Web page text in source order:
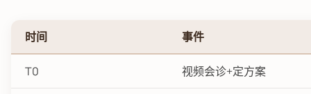
时间 事件
T0 视频会诊+定方案